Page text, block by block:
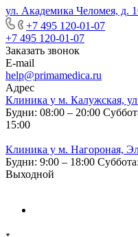
ул. Академика Челомея, д.
+7 495 120-01-07
+7 495 120-01-07
Заказать звонок
E-mail
help@primamedica.ru
Адрес
Клиника у м. Калужская,
Будни: 08:00 – 20:00
15:00
Клиника у м. Нагороная,
Будни: 9:00 – 18:00
Выходной